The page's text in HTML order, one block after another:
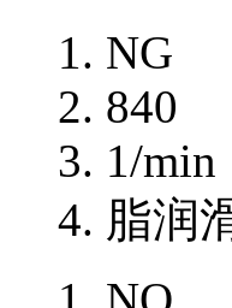
NG
840
1/min
脂润